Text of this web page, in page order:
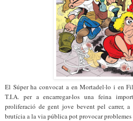
El Súper ha convocat a en Mortadel·lo i en
T.I.A. per a encarregar-los una feina
proliferació de gent jove bevent pel carrer,
brutícia a la via pública pot provocar problemes